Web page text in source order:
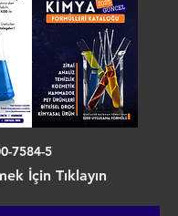
7584-5
İçin Tıklayın